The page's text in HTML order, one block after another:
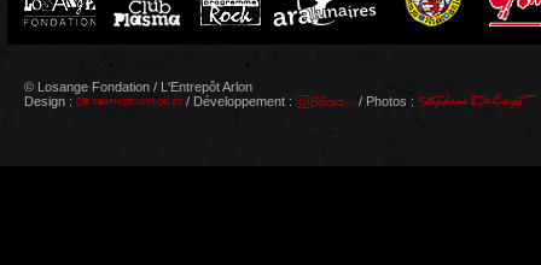
© Losange Fondation / L'Entrepôt Arlon
Design :
/ Développement : / Photos :